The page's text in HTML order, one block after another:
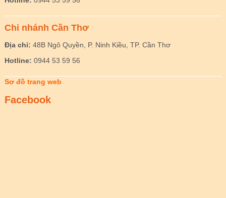
Chi nhánh Cần Thơ
Địa chỉ: 48B Ngô Quyền, P. Ninh Kiều, TP. Cần Thơ
Hotline: 0944 53 59 56
Sơ đồ trang web
Facebook